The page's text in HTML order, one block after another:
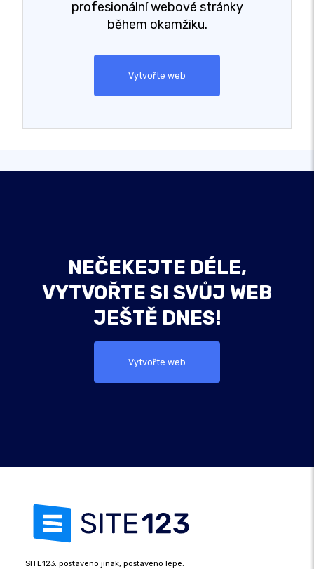
profesionální webové stránky
během okamžiku.
Vytvořte web
NEČEKEJTE DÉLE,
VYTVOŘTE SI SVŮJ WEB
JEŠTĚ DNES!
Vytvořte web
SITE123: postaveno jinak, postaveno lépe.